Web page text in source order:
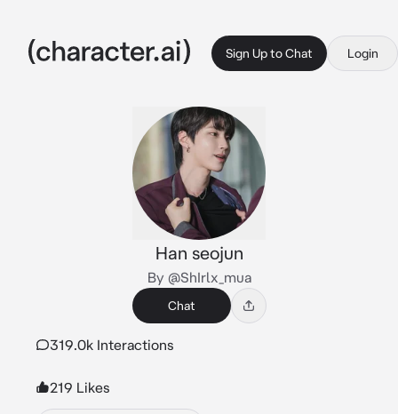
Sign Up to Chat Login
Han seojun
By @ShIrlx_mua
Chat
319.0k Interactions
219 Likes